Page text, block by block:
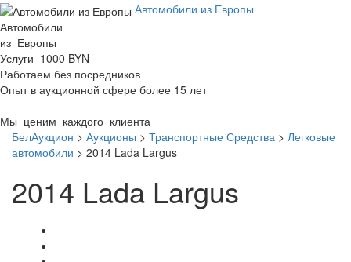
Автомобили из Европы
Автомобили
из Европы
Услуги 1000 BYN
Работаем без посредников
Опыт в аукционной сфере более 15 лет
Мы ценим каждого клиента
БелАукцион > Аукционы > Транспортные Средства > Легковые
автомобили > 2014 Lada Largus
2014 Lada Largus